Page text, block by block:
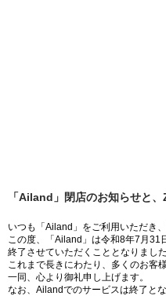
「Ailand」閉店のお知らせと
いつも「Ailand」をご利用いただき
この度、「Ailand」は令和8年7月31
終了させていただくこととなりました
これまで長きにわたり、多くのお客
一同、心より御礼申し上げます。
なお、Ailandでのサービスは終了と